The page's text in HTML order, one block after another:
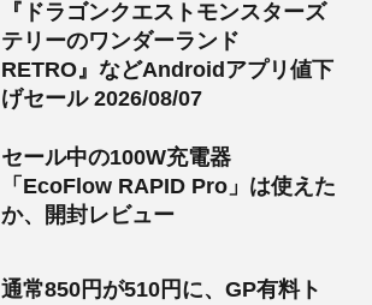
『ドラゴンクエストモンスターズ
テリーのワンダーランド
RETRO』などAndroidアプリ値下
げセール 2026/08/07
セール中の100W充電器
「EcoFlow RAPID Pro」は使えた
か、開封レビュー
通常850円が510円に、GP有料ト